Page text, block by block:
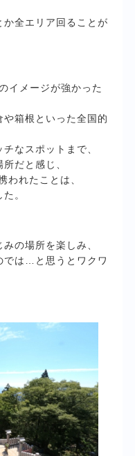
全エリア回ることが
イメージが強かった
箱根といった全国的
なスポットまで、
だと感じ、
われたことは、
。
の場所を楽しみ、
では…と思うとワクワ